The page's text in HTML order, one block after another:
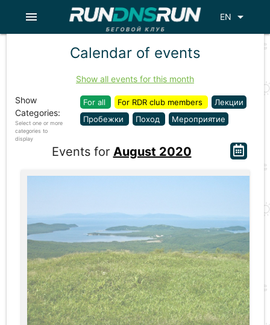
EN arrow_drop_down
menu
Calendar of events
Show all events for this month
Show
Categories:
Select one or more
categories to
display
For all For RDR club members
Лекции
Пробежки
Поход Мероприятие
Events for August 2020